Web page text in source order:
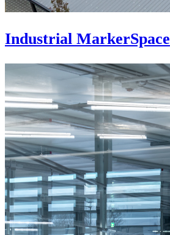
Industrial MarkerSpace